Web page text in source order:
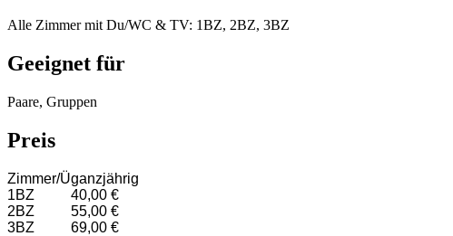
Alle Zimmer mit Du/WC & TV: 1BZ, 2BZ, 3BZ
Geeignet für
Paare, Gruppen
Preis
Zimmer/Üganzjährig
1BZ
40,00 €
2BZ
55,00 €
3BZ
69,00 €